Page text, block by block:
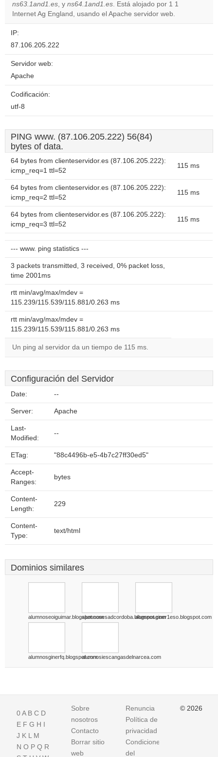
own this
website?
ns63.1and1.es, y ns64.1and1.es. Está alojado por 1 1
Internet Ag England, usando el Apache servidor web.
IP:
87.106.205.222
Servidor web:
Apache
Codificación:
utf-8
PING www. (87.106.205.222) 56(84)
bytes of data.
64 bytes from clienteservidor.es (87.106.205.222):
icmp_req=1 ttl=52
115 ms
64 bytes from clienteservidor.es (87.106.205.222):
icmp_req=2 ttl=52
115 ms
64 bytes from clienteservidor.es (87.106.205.222):
icmp_req=3 ttl=52
115 ms
--- www. ping statistics ---
3 packets transmitted, 3 received, 0% packet loss,
time 2001ms
rtt min/avg/max/mdev =
115.239/115.539/115.881/0.263 ms
rtt min/avg/max/mdev =
115.239/115.539/115.881/0.263 ms
Un ping al servidor da un tiempo de 115 ms.
Configuración del Servidor
Date: --
Server: Apache
Last-
Modified:
--
ETag: "88c4496b-e5-4b7c27ff30ed5"
Accept-
Ranges:
bytes
Content-
Length:
229
Content-
Type:
text/html
Dominios similares
alumnoseoiguimar.blogspot.comalumnosesadcordoba.blogspot.comalumnosginer1eso.blogspot.com
alumnosginerfq.blogspot.comalumnosiescangasdelnarcea.com
0A B C D
E F G H I
J K L M
N O P Q R
Sobre
nosotros
Contacto
Borrar sitio
web
Renuncia
Política de
privacidad
Condiciones
del
© 2026